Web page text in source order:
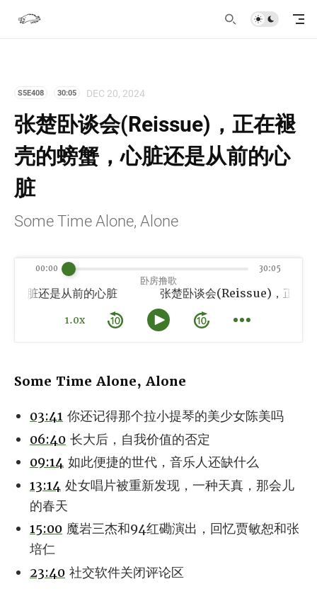
S5E408 30:05 DEC 20, 2024
张楚卧谈会(Reissue)，正在褪
壳的螃蟹，心脏还是从前的心
脏
Some Time Alone, Alone
卧房撸歌
脏还是从前的心脏
1.0x
00:00 30:05
Some Time Alone, Alone
03:41 你还记得那个拉小提琴的美少女陈美吗
06:40 长大后，自我价值的否定
09:14 如此便捷的世代，音乐人还缺什么
13:14 处女唱片被重新发现，一种天真，那会儿
的春天
15:00 魔岩三杰和94红磡演出，回忆贾敏恕和张
培仁
23:40 社交软件关闭评论区